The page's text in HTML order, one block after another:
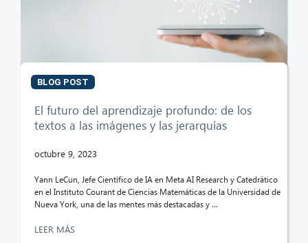
BLOG POST
El futuro del aprendizaje profundo: de los
textos a las imágenes y las jerarquías
octubre 9, 2023
Yann LeCun, Jefe Científico de IA en Meta AI Research y Catedrático
en el Instituto Courant de Ciencias Matemáticas de la Universidad de
Nueva York, una de las mentes más destacadas y ...
LEER MÁS